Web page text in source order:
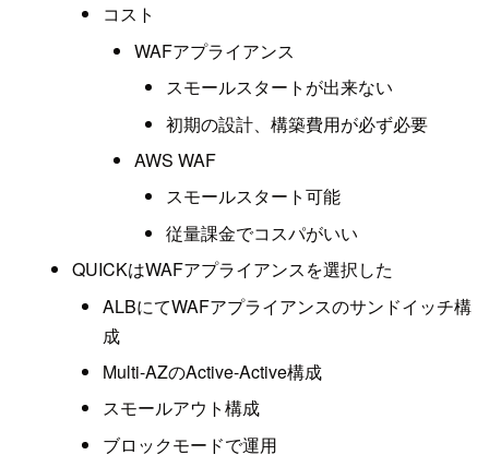
コスト
WAFアプライアンス
スモールスタートが出来ない
初期の設計、構築費用が必ず必要
AWS WAF
スモールスタート可能
従量課金でコスパがいい
QUICKはWAFアプライアンスを選択した
ALBにてWAFアプライアンスのサンドイッチ構
成
Multi-AZのActive-Active構成
スモールアウト構成
ブロックモードで運用